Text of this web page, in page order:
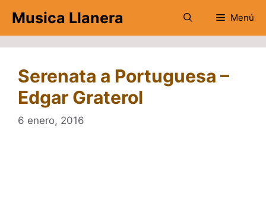
contenido
Musica Llanera Menú
Serenata a Portuguesa –
Edgar Graterol
6 enero, 2016